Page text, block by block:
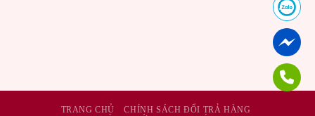
TRANG CHỦ
CHÍNH SÁCH ĐỔI TRẢ HÀNG